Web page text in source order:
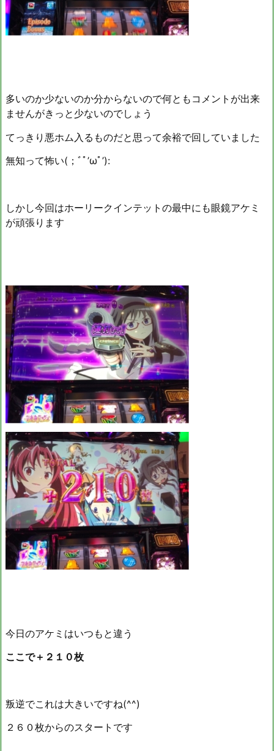
多いのか少ないのか分からないので何ともコメントが出来
ませんがきっと少ないのでしょう
てっきり悪ホム入るものだと思って余裕で回していました
無知って怖い(；ﾞﾟ’ωﾟ’):
しかし今回はホーリークインテットの最中にも眼鏡アケミ
が頑張ります
今日のアケミはいつもと違う
ここで＋２１０枚
叛逆でこれは大きいですね(^^)
２６０枚からのスタートです